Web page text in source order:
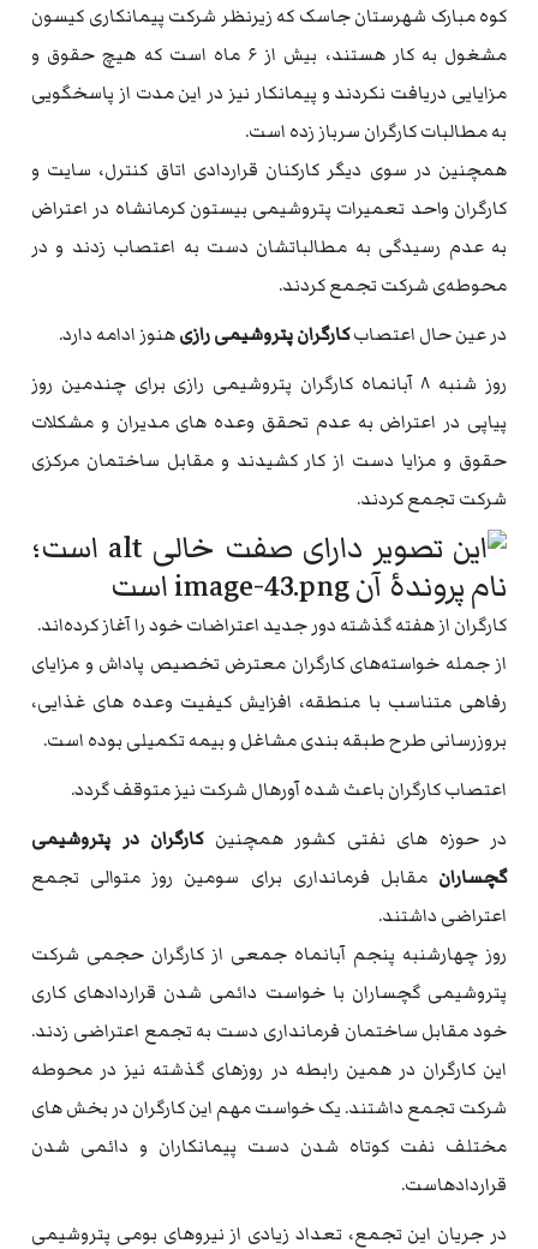
کوه مبارک شهرستان جاسک که زیرنظر شرکت پیمانکاری کیسون
مشغول به کار هستند، بیش از ۶ ماه است که هیچ حقوق و
مزایایی دریافت نکردند و پیمانکار نیز در این مدت از پاسخگویی
به مطالبات کارگران سرباز زده است.
همچنین در سوی دیگر کارکنان قراردادی اتاق کنترل، سایت و
کارگران واحد تعمیرات پتروشیمی بیستون کرمانشاه در اعتراض
به عدم رسیدگی به مطالباتشان دست به اعتصاب زدند و در
محوطه‌ی شرکت تجمع کردند.
در عین حال اعتصابکارگران پتروشیمی رازیهنوز ادامه دارد.
روز شنبه ۸ آبانماه کارگران پتروشیمی رازی برای چندمین روز
پیاپی در اعتراض به عدم تحقق وعده های مدیران و مشکلات
حقوق و مزایا دست از کار کشیدند و مقابل ساختمان مرکزی
شرکت تجمع کردند.
کارگران از هفته گذشته دور جدید اعتراضات خود را آغاز کرده‌اند.
از جمله خواسته‌های کارگران معترض تخصیص پاداش و مزایای
رفاهی متناسب با منطقه، افزایش کیفیت وعده های غذایی،
بروزرسانی طرح طبقه بندی مشاغل و بیمه تکمیلی بوده است.
اعتصاب کارگران باعث شده آورهال شرکت نیز متوقف گردد.
در حوزه های نفتی کشور همچنین کارگران در پتروشیمی
گچساران مقابل فرمانداری برای سومین روز متوالی تجمع
اعتراضی داشتند.
روز چهارشنبه پنجم آبانماه جمعی از کارگران حجمی شرکت
پتروشیمی گچساران با خواست دائمی شدن قراردادهای کاری
خود مقابل ساختمان فرمانداری دست به تجمع اعتراضی زدند.
این کارگران در همین رابطه در روزهای گذشته نیز در محوطه
شرکت تجمع داشتند. یک خواست مهم این کارگران در بخش های
مختلف نفت کوتاه شدن دست پیمانکاران و دائمی شدن
قراردادهاست.
در جریان این تجمع، تعداد زیادی از نیروهای بومی پتروشیمی